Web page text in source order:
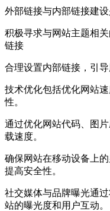
外部链接与内部链接‌建
积极寻求与网站主题相
链接
合理设置内部链接，引
技术优化‌包括优化网站
性。
通过优化网站代码、图
载速度。
确保网站在移动设备上
提高安全性‌。
社交媒体与品牌曝光‌通
站的曝光度和用户互动。